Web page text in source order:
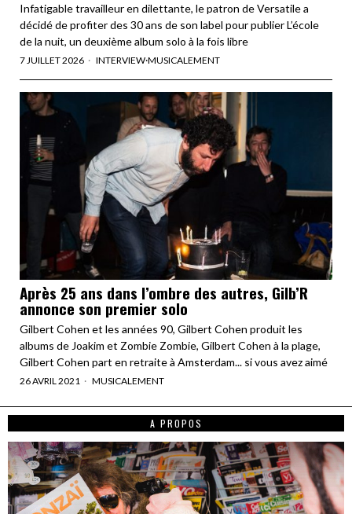
Infatigable travailleur en dilettante, le patron de Versatile a
décidé de profiter des 30 ans de son label pour publier L’école
de la nuit, un deuxième album solo à la fois libre
7 JUILLET 2026 INTERVIEW·MUSICALEMENT
Après 25 ans dans l’ombre des autres, Gilb’R
annonce son premier solo
Gilbert Cohen et les années 90, Gilbert Cohen produit les
albums de Joakim et Zombie Zombie, Gilbert Cohen à la plage,
Gilbert Cohen part en retraite à Amsterdam... si vous avez aimé
26 AVRIL 2021 MUSICALEMENT
A PROPOS